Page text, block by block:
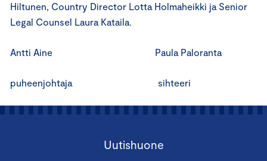
Hiltunen, Country Director Lotta Holmaheikki ja Senior
Legal Counsel Laura Kataila.
Antti Aine Paula Paloranta
puheenjohtaja sihteeri
Uutishuone